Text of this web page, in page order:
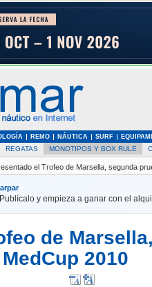
REMO NÁUTICA SURF
REGATAS MONOTIPOS Y BOX RULE
el Trofeo de Marsella, segunda
y empieza a ganar con el
de
2010